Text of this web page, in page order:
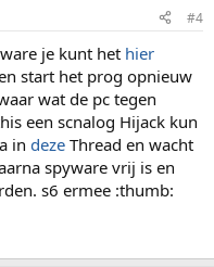
#4
je kunt het hier
start het prog opnieuw
wat de pc tegen
een scnalog Hijack kun
in deze Thread en wacht
spyware vrij is en
s6 ermee :thumb: